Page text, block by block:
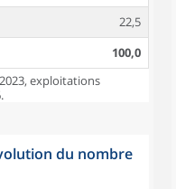
22,5
100,0
exploitations
du nombre